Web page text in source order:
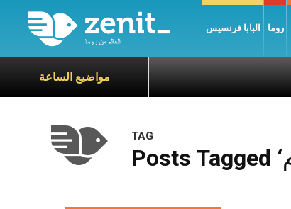
البابا فرنسيس روما
مواضيع الساعة
TAG